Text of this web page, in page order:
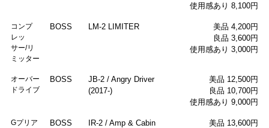
使用感あり 8,100円
コンプ
レッ
サー/リ
ミッター
BOSS LM-2 LIMITER
美品 4,200円
良品 3,600円
使用感あり 3,000円
オーバー
ドライブ
BOSS
JB-2 / Angry Driver
(2017-)
美品 12,500円
良品 10,700円
使用感あり 9,000円
Gプリア
BOSS
IR-2 / Amp & Cabin
美品 13,600円